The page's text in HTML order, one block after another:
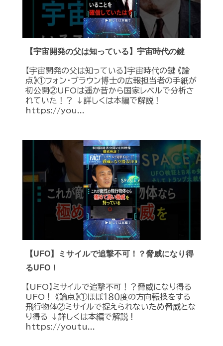
【宇宙開発の父は知っている】宇宙時代の鍵
【宇宙開発の父は知っている】宇宙時代の鍵 《論
点》①フォン・ブラウン博士の広報担当者の手紙が
初公開②UFOは遥か昔から国家レベルで分析さ
れていた！？ ↓詳しくは本編で解説！
https://you...
【UFO】ミサイルで追撃不可！？脅威になり得
るUFO！
【UFO】ミサイルで追撃不可！？脅威になり得る
UFO！ 《論点》①ほぼ１８０度の方向転換をする
飛行物体②ミサイルで捉えられないため脅威とな
り得る ↓詳しくは本編で解説！
https://youtu...